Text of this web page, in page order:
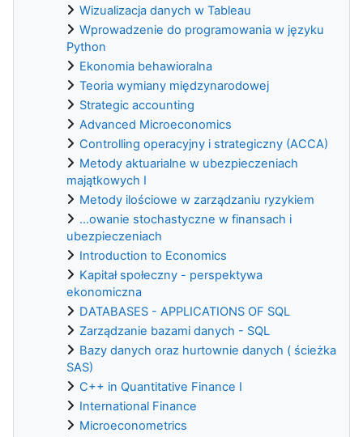
Wizualizacja danych w Tableau
Wprowadzenie do programowania w języku
Python
Ekonomia behawioralna
Teoria wymiany międzynarodowej
Strategic accounting
Advanced Microeconomics
Controlling operacyjny i strategiczny (ACCA)
Metody aktuarialne w ubezpieczeniach
majątkowych I
Metody ilościowe w zarządzaniu ryzykiem
...owanie stochastyczne w finansach i
ubezpieczeniach
Introduction to Economics
Kapitał społeczny - perspektywa
ekonomiczna
DATABASES - APPLICATIONS OF SQL
Zarządzanie bazami danych - SQL
Bazy danych oraz hurtownie danych ( ścieżka
SAS)
C++ in Quantitative Finance I
International Finance
Microeconometrics